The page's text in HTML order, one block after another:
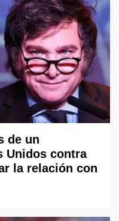
de un
Unidos contra
la relación con